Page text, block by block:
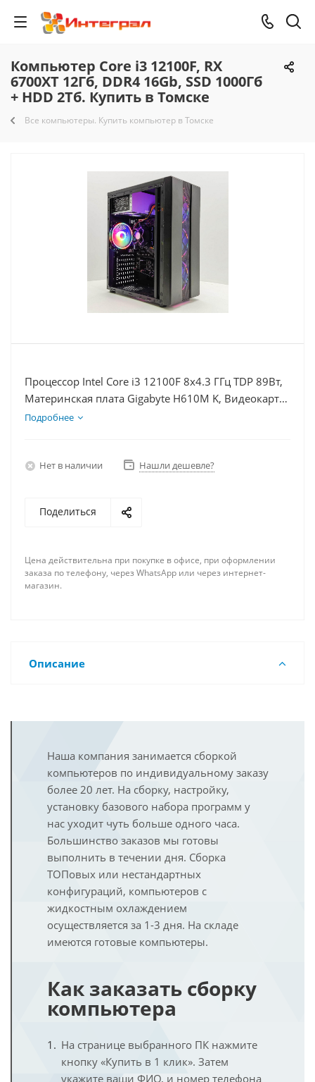
Компьютер Core i3 12100F, RX
6700XT 12Гб, DDR4 16Gb, SSD 1000Гб
+ HDD 2Тб. Купить в Томске
Все компьютеры. Купить компьютер в Томске
Процессор Intel Core i3 12100F 8x4.3 ГГц TDP 89Вт,
Материнская плата Gigabyte H610M K, Видеокарта
RX 6700XT 12Гб, Память DDR4 16Gb, Диски SSD
Подробнее
Нет в наличии Нашли дешевле?
Поделиться
Цена действительна при покупке в офисе, при оформлении
заказа по телефону, через WhatsApp или через интернет-
магазин.
Описание
Наша компания занимается сборкой
компьютеров по индивидуальному заказу
более 20 лет. На сборку, настройку,
установку базового набора программ у
нас уходит чуть больше одного часа.
Большинство заказов мы готовы
выполнить в течении дня. Сборка
ТОПовых или нестандартных
конфигураций, компьютеров с
жидкостным охлаждением
осуществляется за 1-3 дня. На складе
имеются готовые компьютеры.
Как заказать сборку
компьютера
На странице выбранного ПК нажмите
кнопку «Купить в 1 клик». Затем
укажите ваши ФИО, и номер телефона